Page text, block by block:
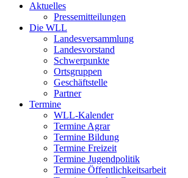
Aktuelles
Pressemitteilungen
Die WLL
Landesversammlung
Landesvorstand
Schwerpunkte
Ortsgruppen
Geschäftstelle
Partner
Termine
WLL-Kalender
Termine Agrar
Termine Bildung
Termine Freizeit
Termine Jugendpolitik
Termine Öffentlichkeitsarbeit